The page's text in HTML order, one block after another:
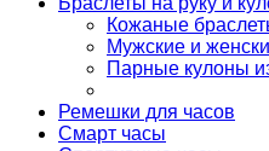
Кожаные
Мужские и
Парные кулоны
Ремешки для часов
Смарт часы